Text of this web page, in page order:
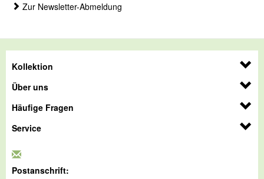
Zur Newsletter-Abmeldung
Kollektion
Über uns
Häufige Fragen
Service
Postanschrift: